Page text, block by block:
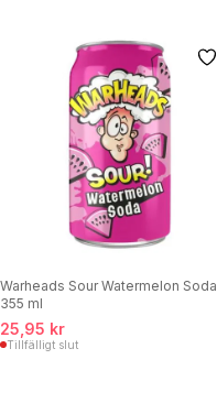
Warheads Sour Watermelon Soda
355 ml
25,95 kr
Tillfälligt slut